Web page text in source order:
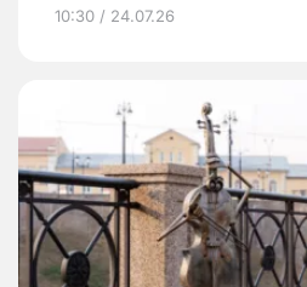
10:30 / 24.07.26